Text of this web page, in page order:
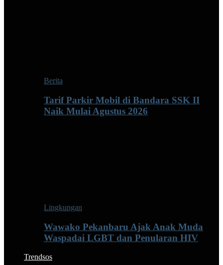
Berita
Tarif Parkir Mobil di Bandara SSK II
Naik Mulai Agustus 2026
Lingkungan
Wawako Pekanbaru Ajak Anak Muda
Waspadai LGBT dan Penularan HIV
Trendsos